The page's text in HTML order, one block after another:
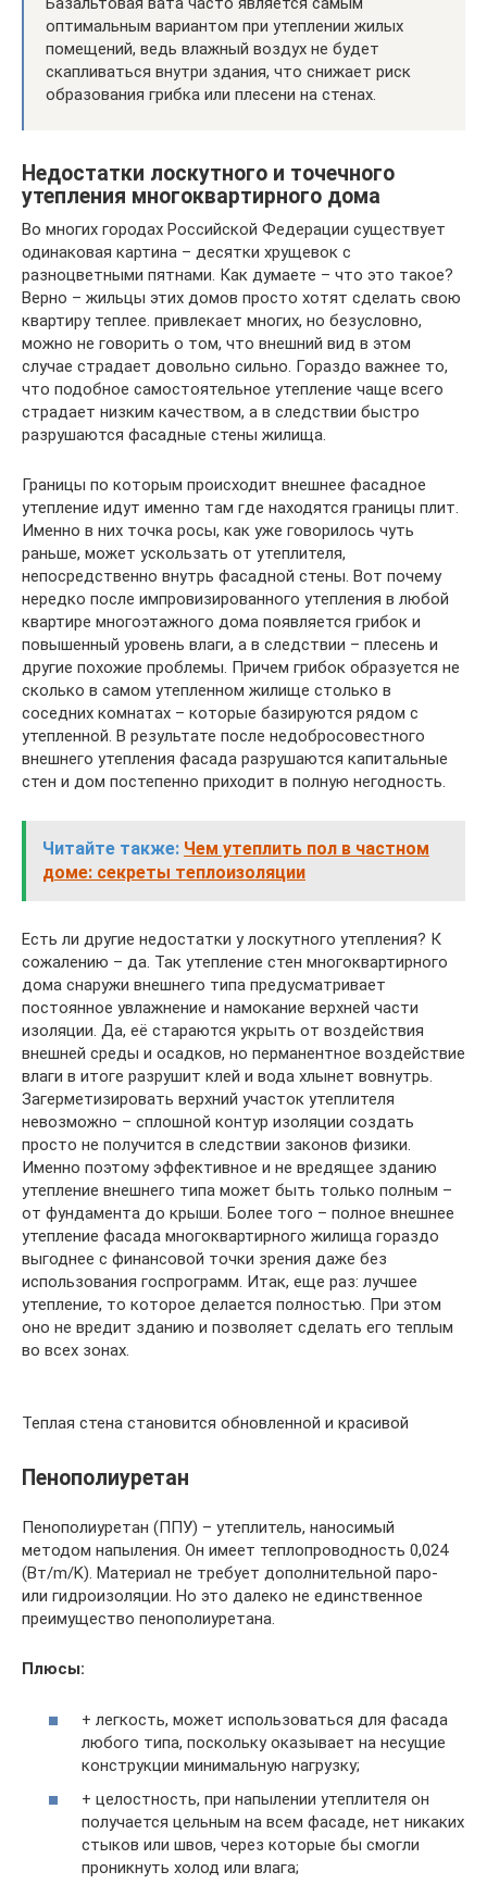
оптимальным вариантом при утеплении жилых
помещений, ведь влажный воздух не будет
скапливаться внутри здания, что снижает риск
образования грибка или плесени на стенах.
Недостатки лоскутного и точечного
утепления многоквартирного дома
Во многих городах Российской Федерации существует
одинаковая картина – десятки хрущевок с
разноцветными пятнами. Как думаете – что это такое?
Верно – жильцы этих домов просто хотят сделать свою
квартиру теплее. привлекает многих, но безусловно,
можно не говорить о том, что внешний вид в этом
случае страдает довольно сильно. Гораздо важнее то,
что подобное самостоятельное утепление чаще всего
страдает низким качеством, а в следствии быстро
разрушаются фасадные стены жилища.
Границы по которым происходит внешнее фасадное
утепление идут именно там где находятся границы плит.
Именно в них точка росы, как уже говорилось чуть
раньше, может ускользать от утеплителя,
непосредственно внутрь фасадной стены. Вот почему
нередко после импровизированного утепления в любой
квартире многоэтажного дома появляется грибок и
повышенный уровень влаги, а в следствии – плесень и
другие похожие проблемы. Причем грибок образуется не
сколько в самом утепленном жилище столько в
соседних комнатах – которые базируются рядом с
утепленной. В результате после недобросовестного
внешнего утепления фасада разрушаются капитальные
стен и дом постепенно приходит в полную негодность.
Читайте также: Чем утеплить пол в частном
доме: секреты теплоизоляции
Есть ли другие недостатки у лоскутного утепления? К
сожалению – да. Так утепление стен многоквартирного
дома снаружи внешнего типа предусматривает
постоянное увлажнение и намокание верхней части
изоляции. Да, её стараются укрыть от воздействия
внешней среды и осадков, но перманентное воздействие
влаги в итоге разрушит клей и вода хлынет вовнутрь.
Загерметизировать верхний участок утеплителя
невозможно – сплошной контур изоляции создать
просто не получится в следствии законов физики.
Именно поэтому эффективное и не вредящее зданию
утепление внешнего типа может быть только полным –
от фундамента до крыши. Более того – полное внешнее
утепление фасада многоквартирного жилища гораздо
выгоднее с финансовой точки зрения даже без
использования госпрограмм. Итак, еще раз: лучшее
утепление, то которое делается полностью. При этом
оно не вредит зданию и позволяет сделать его теплым
во всех зонах.
Теплая стена становится обновленной и красивой
Пенополиуретан
Пенополиуретан (ППУ) – утеплитель, наносимый
методом напыления. Он имеет теплопроводность 0,024
(Вт/m/K). Материал не требует дополнительной паро-
или гидроизоляции. Но это далеко не единственное
преимущество пенополиуретана.
Плюсы:
+ легкость, может использоваться для фасада
любого типа, поскольку оказывает на несущие
конструкции минимальную нагрузку;
+ целостность, при напылении утеплителя он
получается цельным на всем фасаде, нет никаких
стыков или швов, через которые бы смогли
проникнуть холод или влага;